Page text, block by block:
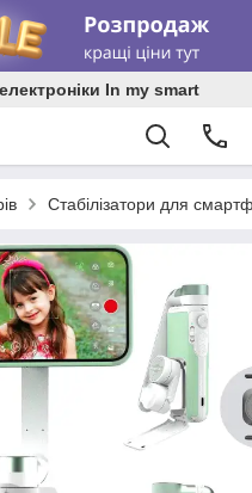
In my smart
Стабілізатори для